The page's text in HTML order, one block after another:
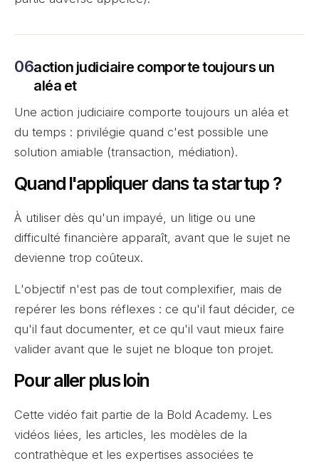
action judiciaire comporte toujours un
aléa et
Une action judiciaire comporte toujours un aléa et
du temps : privilégie quand c'est possible une
solution amiable (transaction, médiation).
Quand l'appliquer dans ta startup ?
À utiliser dès qu'un impayé, un litige ou une
difficulté financière apparaît, avant que le sujet ne
devienne trop coûteux.
L'objectif n'est pas de tout complexifier, mais de
repérer les bons réflexes : ce qu'il faut décider, ce
qu'il faut documenter, et ce qu'il vaut mieux faire
valider avant que le sujet ne bloque ton projet.
Pour aller plus loin
Cette vidéo fait partie de la Bold Academy. Les
vidéos liées, les articles, les modèles de la
contrathèque et les expertises associées te